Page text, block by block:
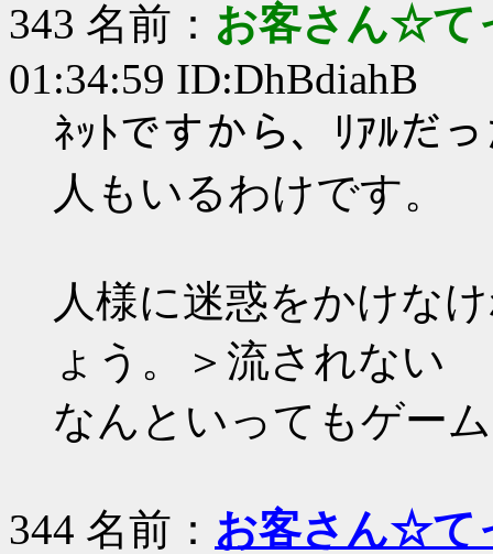
343 名前： お客さん☆て
01:34:59 ID:DhBdiahB
ﾈｯﾄですから、ﾘｱﾙだ
人もいるわけです。
人様に迷惑をかけな
ょう。＞流されない
なんといってもゲー
344 名前： お客さん☆て